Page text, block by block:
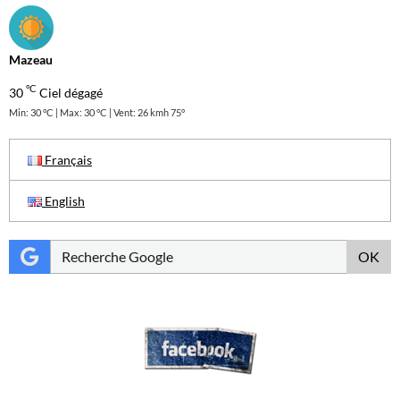
Mazeau
30 °C Ciel dégagé
Min: 30 °C | Max: 30 °C | Vent: 26 kmh 75°
Français
English
OK